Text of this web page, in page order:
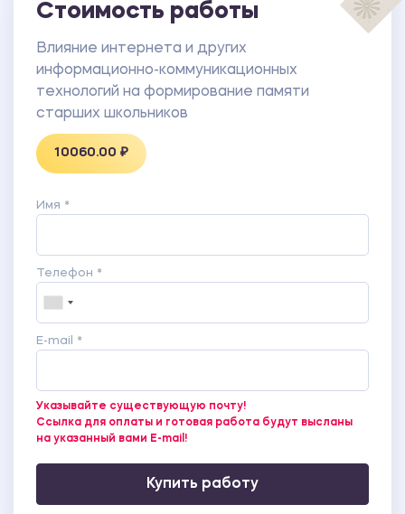
Лурия А.Р. (исследование слухоречевой памяти).
Стоимость работы
Влияние интернета и других
информационно-коммуникационных
технологий на формирование памяти
старших школьников
10060.00 ₽
Имя *
Телефон *
E-mail *
Указывайте существующую почту!
Ссылка для оплаты и готовая работа будут высланы
на указанный вами E-mail!
Купить работу